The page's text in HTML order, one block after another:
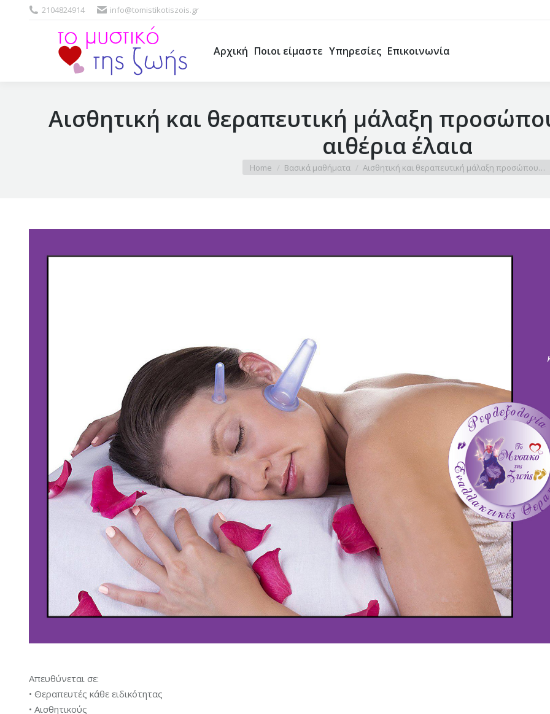
2104824914 info@tomistikotiszois.gr
Αρχική Ποιοι είμαστε Υπηρεσίες Επικοινωνία
Αισθητική και θεραπευτική μάλαξη
αιθέρια έλαια
You are here:
Home Βασικά μαθήματα Αισθητική και θεραπευτική μάλαξη προσώπου…
Απευθύνεται σε:
• Θεραπευτές κάθε ειδικότητας
• Αισθητικούς